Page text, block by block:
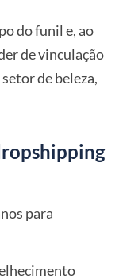
do funil e, ao
de vinculação
de beleza,
para